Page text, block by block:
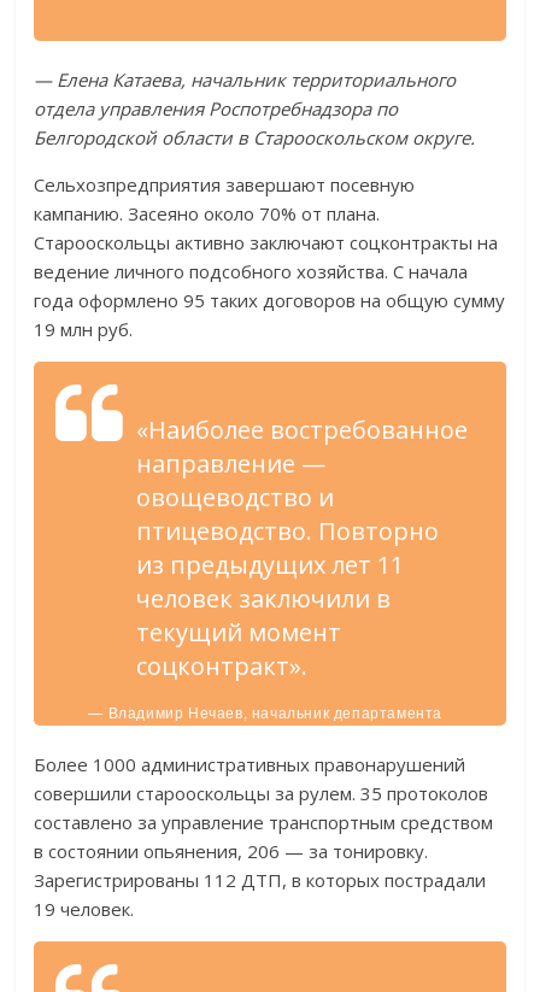
— Елена Катаева, начальник территориального
отдела управления Роспотребнадзора по
Белгородской области в Старооскольском округе.
Сельхозпредприятия завершают посевную
кампанию. Засеяно около 70% от плана.
Старооскольцы активно заключают соцконтракты на
ведение личного подсобного хозяйства. С начала
года оформлено 95 таких договоров на общую сумму
19 млн руб.
«Наиболее востребованное
направление —
овощеводство и
птицеводство. Повторно
из предыдущих лет 11
человек заключили в
текущий момент
соцконтракт».
— Владимир Нечаев, начальник департамента
АПК и развития сельских территорий.
Более 1000 административных правонарушений
совершили старооскольцы за рулем. 35 протоколов
составлено за управление транспортным средством
в состоянии опьянения, 206 — за тонировку.
Зарегистрированы 112 ДТП, в которых пострадали
19 человек.